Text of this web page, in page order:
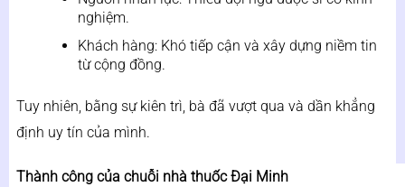
nghiệm.
Khách hàng: Khó tiếp cận và xây dựng niềm tin
từ cộng đồng.
Tuy nhiên, bằng sự kiên trì, bà đã vượt qua và dần khẳng
định uy tín của mình.
Thành công của chuỗi nhà thuốc Đại Minh